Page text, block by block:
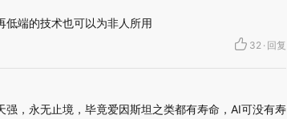
端的技术也可以为非人所用
32 · 回复
，永无止境，毕竟爱因斯坦之类都有寿命，AI可没有寿